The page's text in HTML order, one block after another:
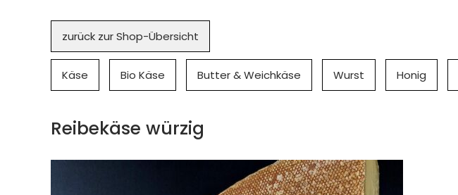
überspringen
zurück zur Shop-Übersicht
Käse Bio Käse Butter & Weichkäse Wurst Honig
Reibekäse würzig